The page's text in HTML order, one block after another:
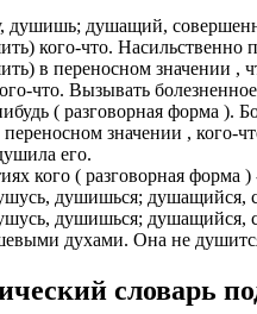
ПРОЦЕСС ОФОРМЛЕНИЯ:
приглашение от
работодателем
Лицензия по
ВОЗМОЖНО
Также смотрите
А также рассматриваются
# работа за границей
ЗАДАЧИ
Доставлять клиентам
Подписывать документы при
картами банка.
В ходе консультации
установке мобильного
Пожалуйста, НЕ ЗВОНИТЕ!
Опыт не нужен, но
региональный
душащий,
кого-что. Насильственно
в переносном значении ,
что. Вызывать
( разговорная форма ).
переносном значении , кого-
его.
кого ( разговорная форма
душишься; душащийся,
душишься; душащийся,
духами. Она не
словарь